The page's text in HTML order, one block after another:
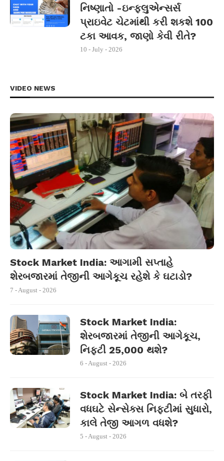
નિષ્ણાતો -ઇન્ફ્લુએન્સર્સ
પ્રાઇવેટ ચેટમાંથી કરી શકશે 100
ટકા આવક, જાણો કેવી રીતે?
10 - July - 2026
VIDEO NEWS
Stock Market India: આગામી સપ્તાહે
શેરબજારમાં તેજીની આગેકૂચ રહેશે કે ઘટાડો?
7 - August - 2026
Stock Market India:
શેરબજારમાં તેજીની આગેકૂચ,
નિફ્ટી 25,000 થશે?
6 - August - 2026
Stock Market India: બે તરફી
વધઘટે સેન્સેક્સ નિફ્ટીમાં સુધારો,
કાલે તેજી આગળ વધશે?
5 - August - 2026